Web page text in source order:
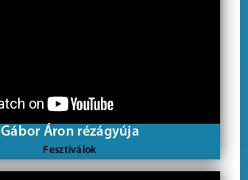
Gábor Áron rézágyúja
Fesztiválok